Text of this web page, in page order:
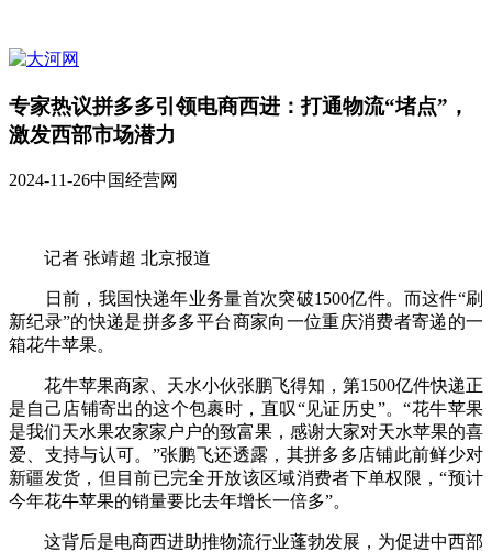
专家热议拼多多引领电商西进：打通物流“堵点”，
激发西部市场潜力
2024-11-26中国经营网
记者 张靖超 北京报道
日前，我国快递年业务量首次突破1500亿件。而这件“刷
新纪录”的快递是拼多多平台商家向一位重庆消费者寄递的一
箱花牛苹果。
花牛苹果商家、天水小伙张鹏飞得知，第1500亿件快递正
是自己店铺寄出的这个包裹时，直叹“见证历史”。“花牛苹果
是我们天水果农家家户户的致富果，感谢大家对天水苹果的喜
爱、支持与认可。”张鹏飞还透露，其拼多多店铺此前鲜少对
新疆发货，但目前已完全开放该区域消费者下单权限，“预计
今年花牛苹果的销量要比去年增长一倍多”。
这背后是电商西进助推物流行业蓬勃发展，为促进中西部